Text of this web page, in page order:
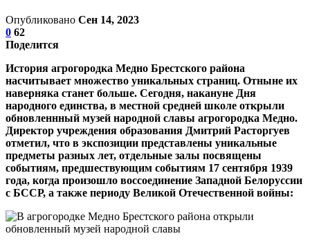
Опубликовано Сен 14, 2023
0 62
Поделится
История агрогородка Медно Брестского района
насчитывает множество уникальных страниц. Отныне их
наверняка станет больше. Сегодня, накануне Дня
народного единства, в местной средней школе открыли
обновленнный музей народной славы агрогородка Медно.
Директор учреждения образования Дмитрий Расторгуев
отметил, что в экспозиции представлены уникальные
предметы разных лет, отдельные залы посвящены
событиям, предшествующим событиям 17 сентября 1939
года, когда произошло воссоединение Западной Белоруссии
с БССР, а также периоду Великой Отечественной войны: